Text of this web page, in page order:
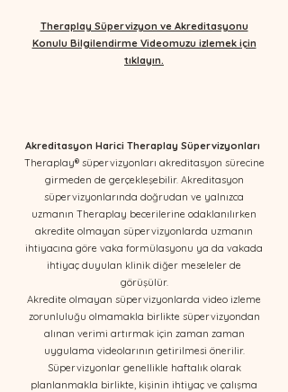
Theraplay Süpervizyon ve Akreditasyonu
Konulu Bilgilendirme Videomuzu izlemek için
tıklayın.
Akreditasyon Harici Theraplay Süpervizyonları
Theraplay® süpervizyonları akreditasyon sürecine
girmeden de gerçekleşebilir. ​Akreditasyon
süpervizyonlarında doğrudan ve yalnızca
uzmanın Theraplay becerilerine odaklanılırken
akredite olmayan süpervizyonlarda uzmanın
ihtiyacına göre vaka formülasyonu ya da vakada
ihtiyaç duyulan klinik diğer meseleler de
görüşülür.​
Akredite olmayan süpervizyonlarda video izleme
zorunluluğu olmamakla birlikte süpervizyondan
alınan verimi artırmak için zaman zaman
uygulama videolarının getirilmesi önerilir.​
Süpervizyonlar genellikle haftalık olarak
planlanmakla birlikte, kişinin ihtiyaç ve çalışma